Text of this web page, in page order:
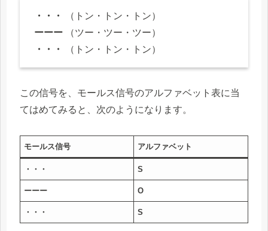
・・・
（トン・トン・トン）
ーーー （ツー・ツー・ツー）
・・・
（トン・トン・トン）
この信号を、モールス信号のアルファベット表に当
てはめてみると、次のようになります。
モールス信号 アルファベット
・・・ S
ーーー O
・・・ S